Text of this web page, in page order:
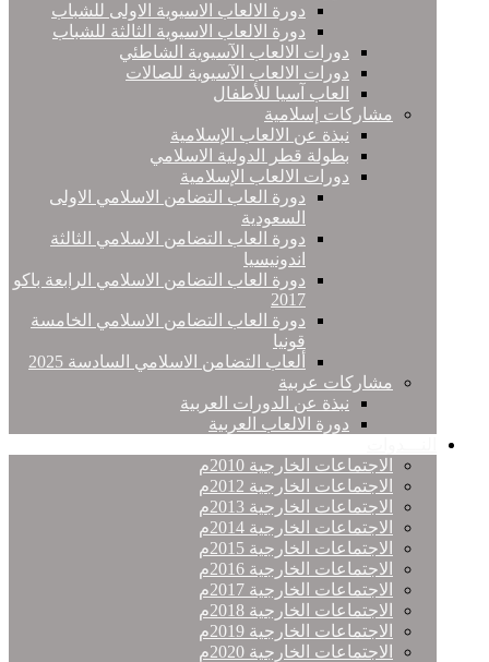
دورة الالعاب الاسيوية الاولى للشباب
دورة الالعاب الاسيوية الثالثة للشباب
دورات الالعاب الآسيوية الشاطئي
دورات الالعاب الآسيوية للصالات
العاب آسيا للأطفال
مشاركات إسلامية
نبذة عن الالعاب الإسلامية
بطولة قطر الدولية الاسلامي
دورات الالعاب الإسلامية
دورة العاب التضامن الاسلامي الاولى
السعودية
دورة العاب التضامن الاسلامي الثالثة
اندونيسيا
دورة العاب التضامن الاسلامي الرابعة باكو
2017
دورة العاب التضامن الاسلامي الخامسة
قونيا
ألعاب التضامن الاسلامي السادسة 2025
مشاركات عربية
نبذة عن الدورات العربية
دورة الالعاب العربية
الاجتماعات الخارجية 2010م
الاجتماعات الخارجية 2012م
الاجتماعات الخارجية 2013م
الاجتماعات الخارجية 2014م
الاجتماعات الخارجية 2015م
الاجتماعات الخارجية 2016م
الاجتماعات الخارجية 2017م
الاجتماعات الخارجية 2018م
الاجتماعات الخارجية 2019م
الاجتماعات الخارجية 2020م